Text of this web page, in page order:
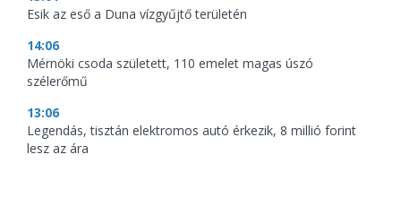
Esik az eső a Duna vízgyűjtő területén
14:06
Mérnöki csoda született, 110 emelet magas úszó
szélerőmű
13:06
Legendás, tisztán elektromos autó érkezik, 8 millió forint
lesz az ára